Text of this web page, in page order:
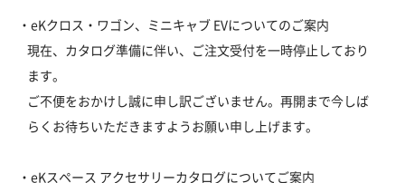
・eKクロス・ワゴン、ミニキャブ EVについてのご案内
現在、カタログ準備に伴い、ご注文受付を一時停止しており
ます。
ご不便をおかけし誠に申し訳ございません。再開まで今しば
らくお待ちいただきますようお願い申し上げます。
・eKスペース アクセサリーカタログについてご案内